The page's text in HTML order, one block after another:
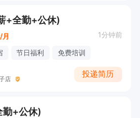
+全勤+公休)
月 1分钟前
节日福利 免费培训
店
投递简历
勤+公休)